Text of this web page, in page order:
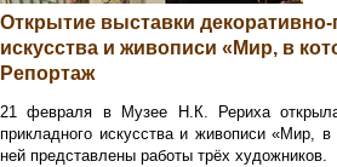
Открытие выставки
искусства и живописи «Мир, в
Репортаж
21 февраля в Музее Н.К. Рериха
прикладного искусства и живописи «Мир,
ней представлены работы трёх художников.